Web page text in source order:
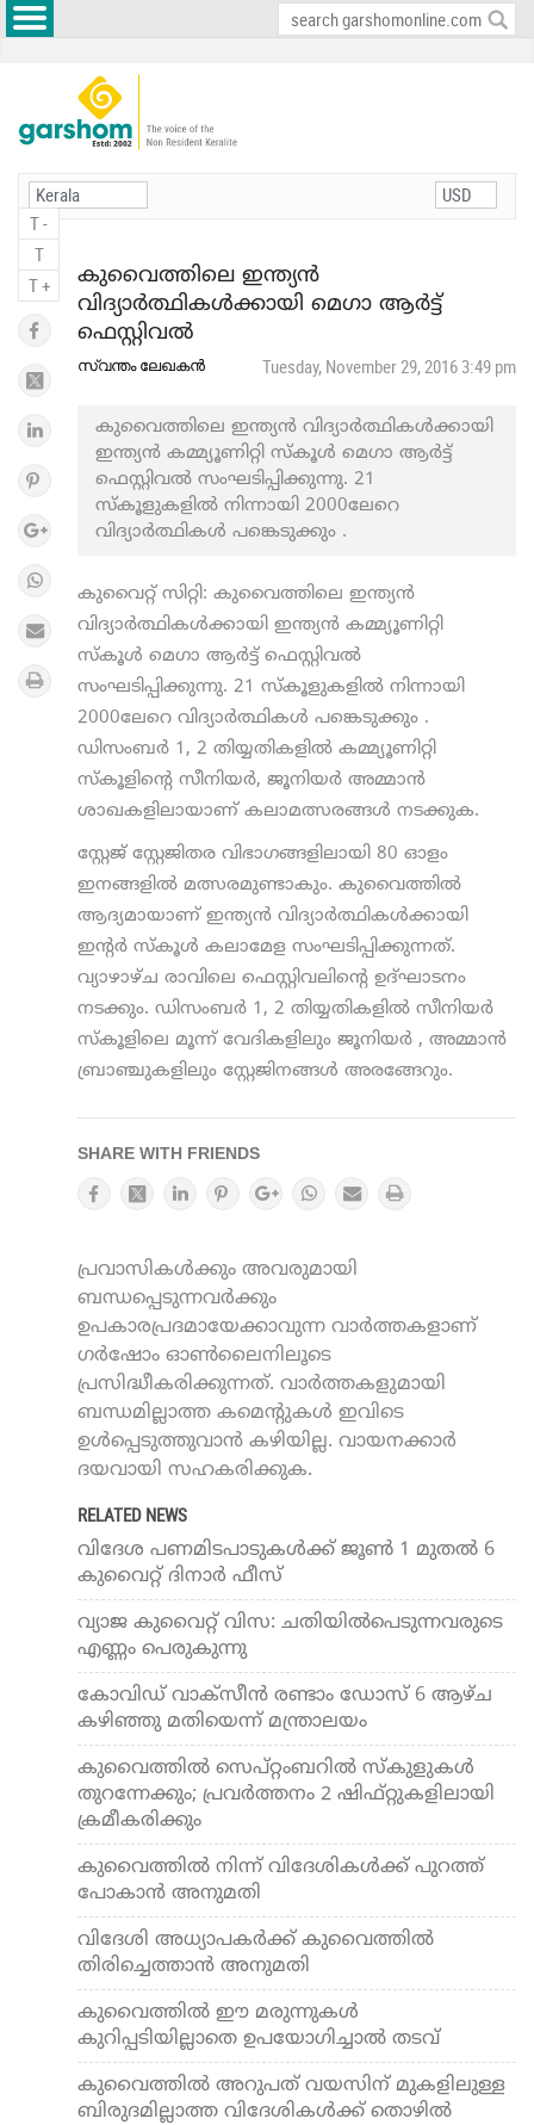
T -
T
T +
കുവൈത്തിലെ ഇന്ത്യൻ
വിദ്യാർത്ഥികൾക്കായി മെഗാ ആർട്ട്
ഫെസ്റ്റിവൽ
സ്വന്തം ലേഖകൻ Tuesday, November 29, 2016 3:49 pm
കുവൈത്തിലെ ഇന്ത്യൻ വിദ്യാർത്ഥികൾക്കായി
ഇന്ത്യൻ കമ്മ്യൂണിറ്റി സ്‌കൂൾ മെഗാ ആർട്ട്
ഫെസ്റ്റിവൽ സംഘടിപ്പിക്കുന്നു. 21
സ്‌കൂളുകളിൽ നിന്നായി 2000ലേറെ
വിദ്യാർത്ഥികൾ പങ്കെടുക്കും .
കുവൈറ്റ് സിറ്റി: കുവൈത്തിലെ ഇന്ത്യൻ
വിദ്യാർത്ഥികൾക്കായി ഇന്ത്യൻ കമ്മ്യൂണിറ്റി
സ്‌കൂൾ മെഗാ ആർട്ട് ഫെസ്റ്റിവൽ
സംഘടിപ്പിക്കുന്നു. 21 സ്‌കൂളുകളിൽ നിന്നായി
2000ലേറെ വിദ്യാർത്ഥികൾ പങ്കെടുക്കും .
ഡിസംബർ 1, 2 തിയ്യതികളിൽ കമ്മ്യൂണിറ്റി
സ്‌കൂളിന്റെ സീനിയർ, ജൂനിയർ അമ്മാൻ
ശാഖകളിലായാണ് കലാമത്സരങ്ങൾ നടക്കുക.
സ്റ്റേജ് സ്റ്റേജിതര വിഭാഗങ്ങളിലായി 80 ഓളം
ഇനങ്ങളിൽ മത്സരമുണ്ടാകും. കുവൈത്തിൽ
ആദ്യമായാണ് ഇന്ത്യൻ വിദ്യാർത്ഥികൾക്കായി
ഇന്റർ സ്‌കൂൾ കലാമേള സംഘടിപ്പിക്കുന്നത്.
വ്യാഴാഴ്ച രാവിലെ ഫെസ്റ്റിവലിന്റെ ഉദ്ഘാടനം
നടക്കും. ഡിസംബർ 1, 2 തിയ്യതികളിൽ സീനിയർ
സ്‌കൂളിലെ മൂന്ന് വേദികളിലും ജൂനിയർ , അമ്മാൻ
ബ്രാഞ്ചുകളിലും സ്റ്റേജിനങ്ങൾ അരങ്ങേറും.
SHARE WITH FRIENDS
പ്രവാസികൾക്കും അവരുമായി
ബന്ധപ്പെടുന്നവർക്കും
ഉപകാരപ്രദമായേക്കാവുന്ന വാർത്തകളാണ്
ഗർഷോം ഓൺലൈനിലൂടെ
പ്രസിദ്ധീകരിക്കുന്നത്. വാർത്തകളുമായി
ബന്ധമില്ലാത്ത കമെന്റുകൾ ഇവിടെ
ഉൾപ്പെടുത്തുവാൻ കഴിയില്ല. വായനക്കാർ
ദയവായി സഹകരിക്കുക.
RELATED NEWS
വിദേശ പണമിടപാടുകൾക്ക് ജൂണ്‍ 1 മുതല്‍ 6
കുവൈറ്റ് ദിനാര്‍ ഫീസ്
വ്യാ​ജ കുവൈറ്റ് വി​സ: ചതിയിൽപെടുന്നവരുടെ
എണ്ണം പെരുകുന്നു
കോവിഡ് വാക്‌സീന്‍ രണ്ടാം ഡോസ് 6 ആഴ്ച
കഴിഞ്ഞു മതിയെന്ന് മന്ത്രാലയം
കുവൈത്തില്‍ സെപ്റ്റംബറില്‍ സ്‌കുളുകള്‍
തുറന്നേക്കും; പ്രവര്‍ത്തനം 2 ഷിഫ്റ്റുകളിലായി
ക്രമീകരിക്കും
കുവൈത്തില്‍ നിന്ന് വിദേശികള്‍ക്ക് പുറത്ത്
പോകാന്‍ അനുമതി
വിദേശി അധ്യാപകര്‍ക്ക് കുവൈത്തില്‍
തിരിച്ചെത്താന്‍ അനുമതി
കുവൈത്തില്‍ ഈ മരുന്നുകള്‍
കുറിപ്പടിയില്ലാതെ ഉപയോഗിച്ചാല്‍ തടവ്
കുവൈത്തില്‍ അറുപത് വയസിന് മുകളിലുള്ള
ബിരുദമില്ലാത്ത വിദേശികള്‍ക്ക് തൊഴില്‍